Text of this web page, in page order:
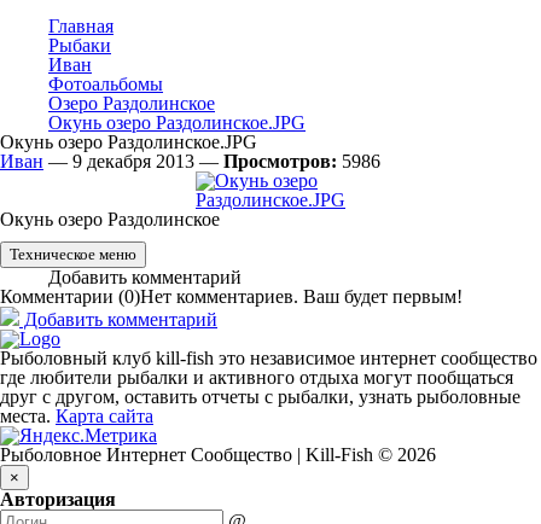
Главная
Рыбаки
Иван
Фотоальбомы
Озеро Раздолинское
Окунь озеро Раздолинское.JPG
Окунь озеро Раздолинское.JPG
Иван — 9 декабря 2013 — Просмотров: 5986
Окунь озеро Раздолинское
Техническое меню
Добавить комментарий
Комментарии (0)Нет комментариев. Ваш будет первым!
Добавить комментарий
Рыболовный клуб kill-fish это независимое интернет сообщество
где любители рыбалки и активного отдыха могут пообщаться
друг с другом, оставить отчеты с рыбалки, узнать рыболовные
места. Карта сайта
Рыболовное Интернет Сообщество | Kill-Fish © 2026
×
Авторизация